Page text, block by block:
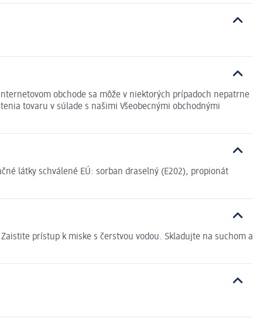
obchode sa môže v niektorých prípadoch nepatrne
tovaru v súlade s našimi Všeobecnými obchodnými
látky schválené EÚ: sorban draselný (E202), propionát
prístup k miske s čerstvou vodou. Skladujte na suchom a